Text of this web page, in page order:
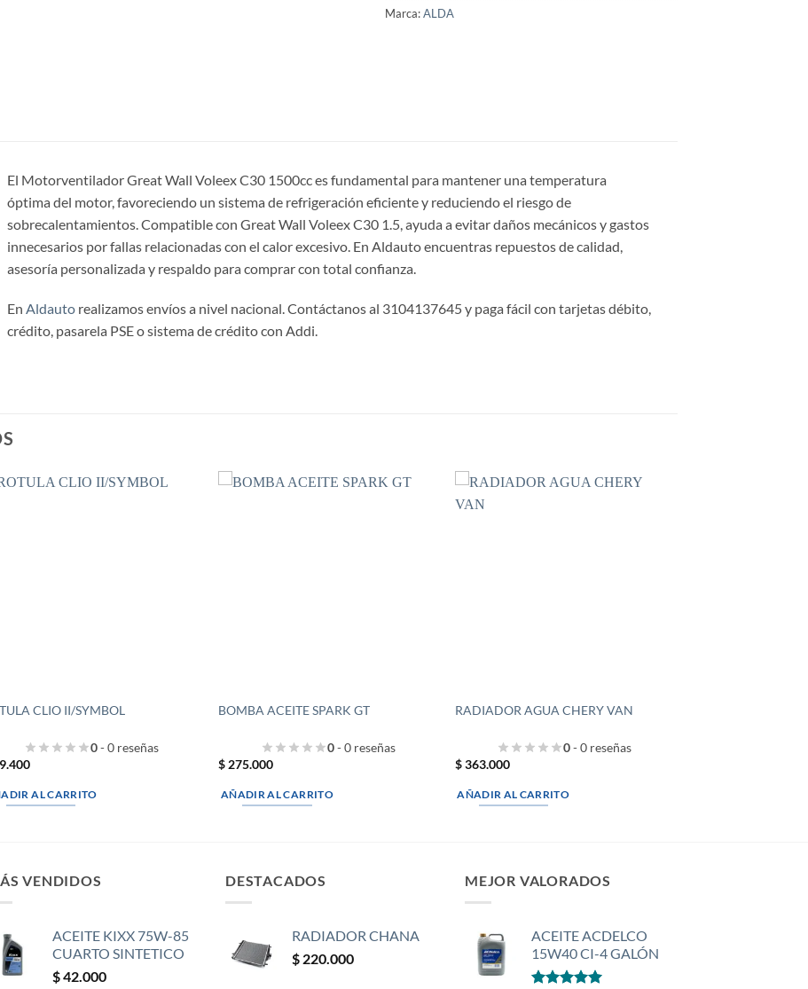
Marca:ALDA
El Motorventilador Great Wall Voleex C30 1500cc es fundamental para mantener una temperatura
óptima del motor, favoreciendo un sistema de refrigeración eficiente y reduciendo el riesgo de
sobrecalentamientos. Compatible con Great Wall Voleex C30 1.5, ayuda a evitar daños mecánicos y gastos
innecesarios por fallas relacionadas con el calor excesivo. En Aldauto encuentras repuestos de calidad,
asesoría personalizada y respaldo para comprar con total confianza.
En Aldautorealizamos envíos a nivel nacional. Contáctanos al 3104137645 y paga fácil con tarjetas débito,
crédito, pasarela PSE o sistema de crédito con Addi.
CLIO II/SYMBOL
0- 0 reseñas
AL CARRITO
BOMBA ACEITE SPARK GT
0- 0 reseñas
$ 275.000
AÑADIR AL CARRITO
RADIADOR AGUA CHERY VAN
0- 0 reseñas
$363.000
AÑADIR AL CARRITO
VENDIDOS
ACEITE KIXX 75W-85
CUARTO SINTETICO
$42.000
DESTACADOS
RADIADOR CHANA
$ 220.000
MEJOR VALORADOS
ACEITE ACDELCO
15W40 CI-4 GALÓN